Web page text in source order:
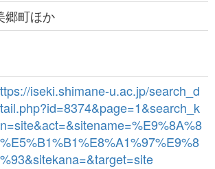
郷町ほか
iseki.shimane-u.ac.jp/search_d